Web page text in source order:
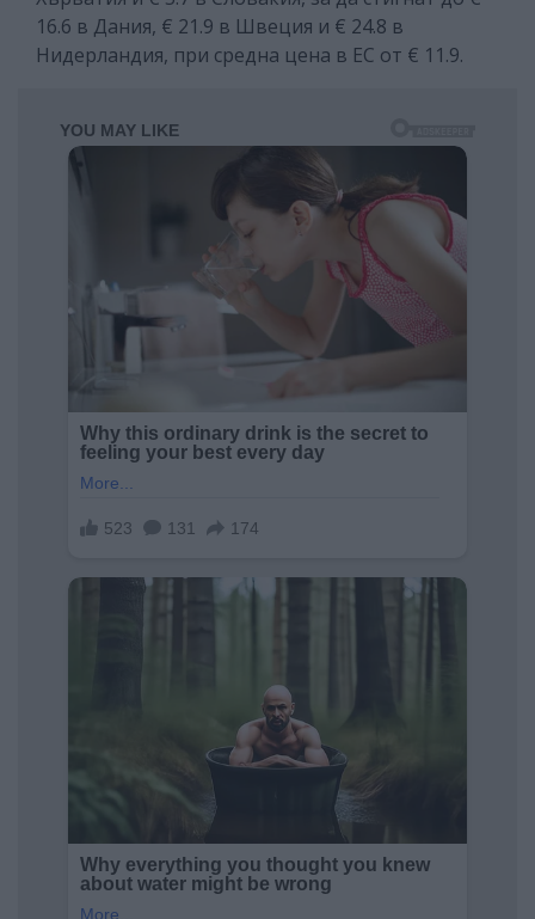
16.6 в Дания, € 21.9 в Швеция и € 24.8 в
Нидерландия, при средна цена в ЕС от € 11.9.